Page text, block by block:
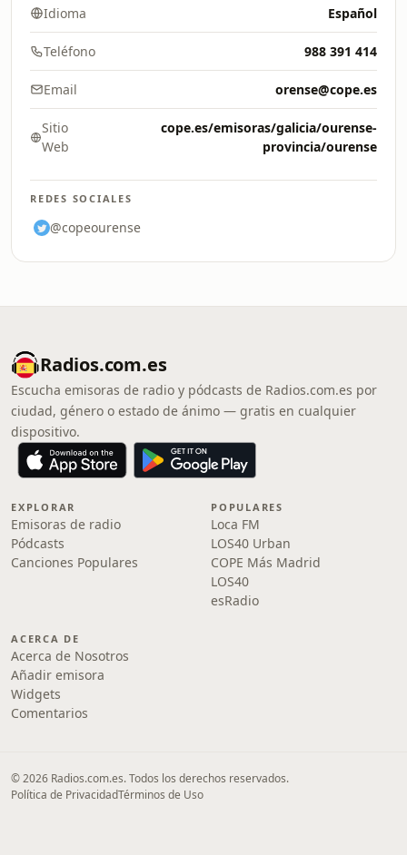
Idioma Español
Teléfono 988 391 414
Email orense@cope.es
Sitio
Web
cope.es/emisoras/galicia/ourense-
provincia/ourense
REDES SOCIALES
@copeourense
Radios.com.es
Escucha emisoras de radio y pódcasts de Radios.com.es por
ciudad, género o estado de ánimo — gratis en cualquier
dispositivo.
EXPLORAR
Emisoras de radio
Pódcasts
Canciones Populares
POPULARES
Loca FM
LOS40 Urban
COPE Más Madrid
LOS40
esRadio
ACERCA DE
Acerca de Nosotros
Añadir emisora
Widgets
Comentarios
© 2026 Radios.com.es. Todos los derechos reservados.
Política de PrivacidadTérminos de Uso